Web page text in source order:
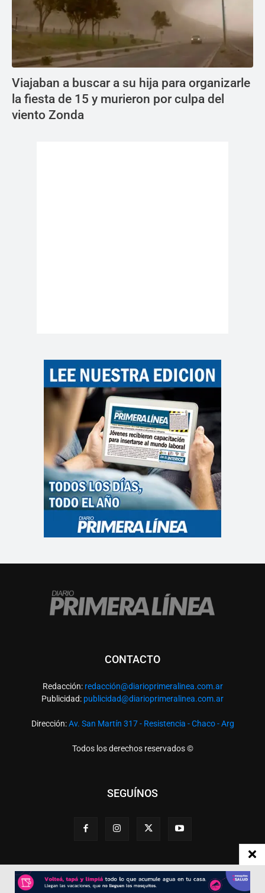
Viajaban a buscar a su hija para organizarle
la fiesta de 15 y murieron por culpa del
viento Zonda
CONTACTO
Redacción: redacción@diarioprimeralinea.com.ar
Publicidad: publicidad@diarioprimeralinea.com.ar
Dirección:Av. San Martín 317 - Resistencia - Chaco - Arg
Todos los derechos reservados ©
SEGUÍNOS
Desarrollado porTP. Web Studio